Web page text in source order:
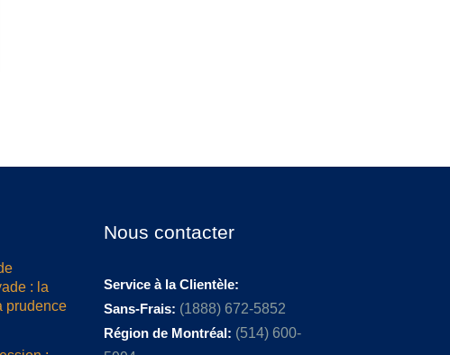
: la
prudence
Nous contacter
Service à la Clientèle:
Sans-Frais: (1888) 672-5852
Région de Montréal: (514) 600-